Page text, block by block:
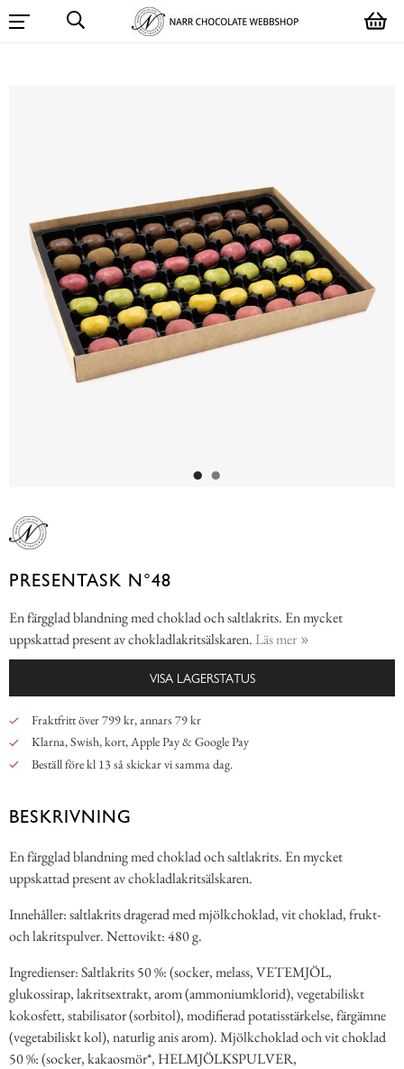
PRESENTASK N°48
En färgglad blandning med choklad och saltlakrits. En mycket
uppskattad present av chokladlakritsälskaren. Läs mer
VISA LAGERSTATUS
Fraktfritt över 799 kr, annars 79 kr
Klarna, Swish, kort, Apple Pay & Google Pay
Beställ före kl 13 så skickar vi samma dag.
BESKRIVNING
En färgglad blandning med choklad och saltlakrits. En mycket
uppskattad present av chokladlakritsälskaren.
Innehåller: saltlakrits dragerad med mjölkchoklad, vit choklad, frukt-
och lakritspulver. Nettovikt: 480 g.
Ingredienser: Saltlakrits 50 %: (socker, melass, VETEMJÖL,
glukossirap, lakritsextrakt, arom (ammoniumklorid), vegetabiliskt
kokosfett, stabilisator (sorbitol), modifierad potatisstärkelse, färgämne
(vegetabiliskt kol), naturlig anis arom). Mjölkchoklad och vit choklad
50 %: (socker, kakaosmör*, HELMJÖLKSPULVER,